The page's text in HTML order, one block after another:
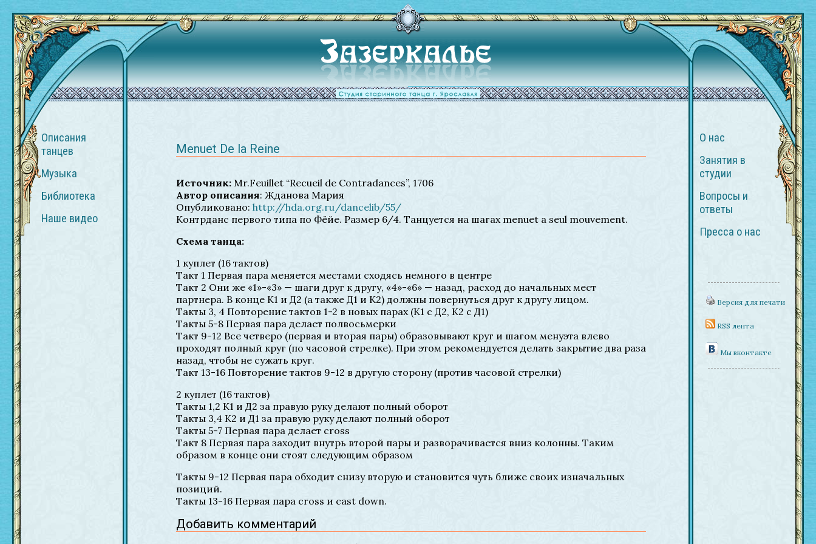
Описания
танцев
Музыка
Библиотека
Наше видео
Menuet De la Reine
Источник: Mr.Feuillet “Recueil de Contradances”, 1706
Автор описания: Жданова Мария
Опубликовано: http://hda.org.ru/dancelib/55/
Контрданс первого типа по Фёйе. Размер 6/4. Танцуется на шагах menuet a seul mouvement.
Схема танца:
1 куплет (16 тактов)
Такт 1 Первая пара меняется местами сходясь немного в центре
Такт 2 Они же «1»-«3» — шаги друг к другу, «4»-«6» — назад, расход до начальных мест
партнера. В конце К1 и Д2 (а также Д1 и К2) должны повернуться друг к другу лицом.
Такты 3, 4 Повторение тактов 1-2 в новых парах (К1 с Д2, К2 с Д1)
Такты 5-8 Первая пара делает полвосьмерки
Такт 9-12 Все четверо (первая и вторая пары) образовывают круг и шагом менуэта влево
проходят полный круг (по часовой стрелке). При этом рекомендуется делать закрытие два раза
назад, чтобы не сужать круг.
Такт 13-16 Повторение тактов 9-12 в другую сторону (против часовой стрелки)
2 куплет (16 тактов)
Такты 1,2 К1 и Д2 за правую руку делают полный оборот
Такты 3,4 К2 и Д1 за правую руку делают полный оборот
Такты 5-7 Первая пара делает cross
Такт 8 Первая пара заходит внутрь второй пары и разворачивается вниз колонны. Таким
образом в конце они стоят следующим образом
Такты 9-12 Первая пара обходит снизу вторую и становится чуть ближе своих изначальных
позиций.
Такты 13-16 Первая пара cross и cast down.
Добавить комментарий
О нас
Занятия в
студии
Вопросы и
ответы
Пресса о нас
Версия для печати
RSS лента
Мы вконтакте